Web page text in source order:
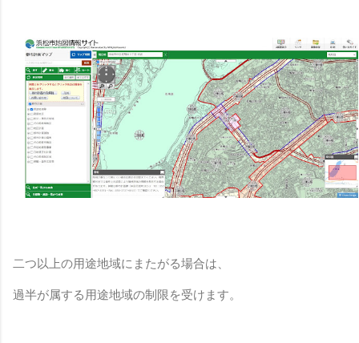
二つ以上の用途地域にまたがる場合は、
過半が属する用途地域の制限を受けます。